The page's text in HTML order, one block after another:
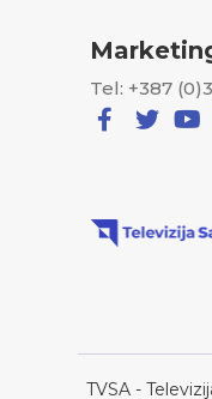
Tel: +387
TVSA -